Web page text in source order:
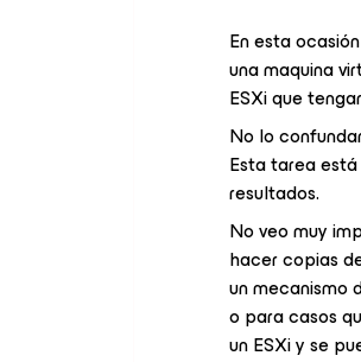
En esta
una maquina
ESXi que
No lo
Esta tarea
resultados.
No veo muy
hacer copias
un mecanismo
o para casos
un ESXi y se